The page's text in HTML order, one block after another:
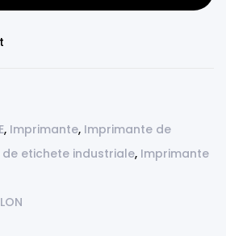
, Imprimante, Imprimante de
etichete industriale, Imprimante